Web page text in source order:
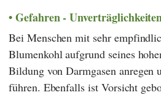
Gefahren -
Bei Menschen mit sehr
Blumenkohl aufgrund seines
Bildung von Darmgasen anregen
führen. Ebenfalls ist Vorsicht